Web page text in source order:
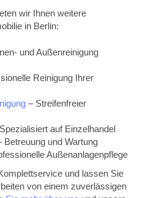
wir Ihnen weitere
in Berlin:
und Außenreinigung
Reinigung Ihrer
– Streifenfreier
auf Einzelhandel
Betreuung und Wartung
Außenanlagenpflege
und lassen Sie
von einem zuverlässigen